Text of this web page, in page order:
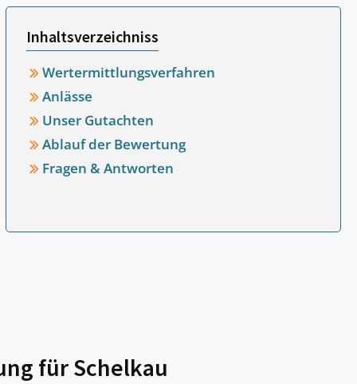
Inhaltsverzeichniss
Wertermittlungsverfahren
Anlässe
Unser Gutachten
Ablauf der Bewertung
Fragen & Antworten
fürSchelkau